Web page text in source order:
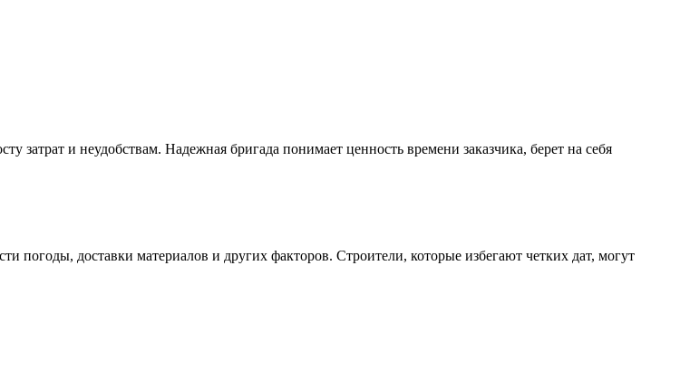
и неудобствам. Надежная бригада понимает ценность времени заказчика, берет на себя
погоды, доставки материалов и других факторов. Строители, которые избегают четких дат, могут